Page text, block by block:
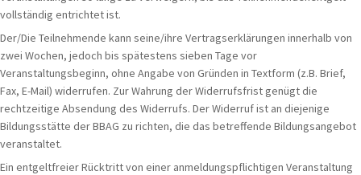
vollständig entrichtet ist.
Der/Die Teilnehmende kann seine/ihre Vertragserklärungen innerhalb von
zwei Wochen, jedoch bis spätestens sieben Tage vor
Veranstaltungsbeginn, ohne Angabe von Gründen in Textform (z.B. Brief,
Fax, E-Mail) widerrufen. Zur Wahrung der Widerrufsfrist genügt die
rechtzeitige Absendung des Widerrufs. Der Widerruf ist an diejenige
Bildungsstätte der BBAG zu richten, die das betreffende Bildungsangebot
veranstaltet.
Ein entgeltfreier Rücktritt von einer anmeldungspflichtigen Veranstaltung